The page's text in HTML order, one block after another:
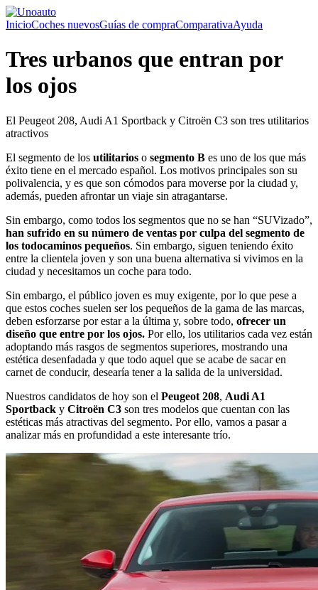
InicioCoches nuevosGuías de compraComparativaAyuda
Tres urbanos que entran por
los ojos
El Peugeot 208, Audi A1 Sportback y Citroën C3 son tres utilitarios
atractivos
El segmento de los utilitarios o segmento B es uno de los que más
éxito tiene en el mercado español. Los motivos principales son su
polivalencia, y es que son cómodos para moverse por la ciudad y,
además, pueden afrontar un viaje sin atragantarse.
Sin embargo, como todos los segmentos que no se han “SUVizado”,
han sufrido en su número de ventas por culpa del segmento de
los todocaminos pequeños. Sin embargo, siguen teniendo éxito
entre la clientela joven y son una buena alternativa si vivimos en la
ciudad y necesitamos un coche para todo.
Sin embargo, el público joven es muy exigente, por lo que pese a
que estos coches suelen ser los pequeños de la gama de las marcas,
deben esforzarse por estar a la última y, sobre todo, ofrecer un
diseño que entre por los ojos. Por ello, los utilitarios cada vez están
adoptando más rasgos de segmentos superiores, mostrando una
estética desenfadada y que todo aquel que se acabe de sacar en
carnet de conducir, desearía tener a la salida de la universidad.
Nuestros candidatos de hoy son el Peugeot 208, Audi A1
Sportback y Citroën C3 son tres modelos que cuentan con las
estéticas más atractivas del segmento. Por ello, vamos a pasar a
analizar más en profundidad a este interesante trío.